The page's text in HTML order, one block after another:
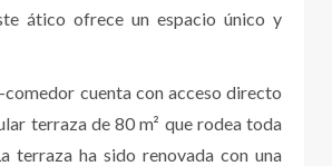
ático ofrece un espacio único y
comedor cuenta con acceso directo
terraza de 80 m² que rodea toda
terraza ha sido renovada con una